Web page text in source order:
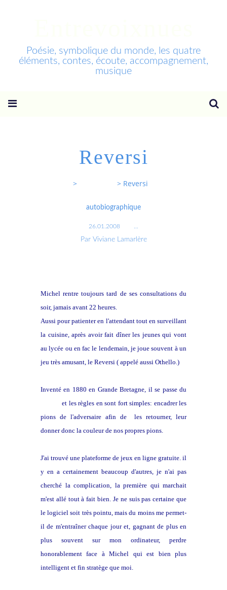
Poésie, symbolique du monde, les quatre
éléments, contes, écoute, accompagnement,
musique
Reversi
> > Reversi
autobiographique
26.01.2008
Par Viviane Lamarlère
Michel rentre toujours tard de ses consultations du
soir, jamais avant 22 heures.
Aussi pour patienter en l'attendant tout en surveillant
la cuisine, après avoir fait dîner les jeunes qui vont
au lycée ou en fac le lendemain, je joue souvent à un
jeu très amusant, le Reversi ( appelé aussi Othello.)
Inventé en 1880 en Grande Bretagne, il se passe du
et les règles en sont fort simples: encadrer les
pions de l'adversaire afin de les retourner, leur
donner donc la couleur de nos propres pions.
J'ai trouvé une plateforme de jeux en ligne gratuite. il
y en a certainement beaucoup d'autres, je n'ai pas
cherché la complication, la première qui marchait
m'est allé tout à fait bien. Je ne suis pas certaine que
le logiciel soit très pointu, mais du moins me permet-
il de m'entraîner chaque jour et, gagnant de plus en
plus souvent sur mon ordinateur, perdre
honorablement face à Michel qui est bien plus
intelligent et fin stratège que moi.